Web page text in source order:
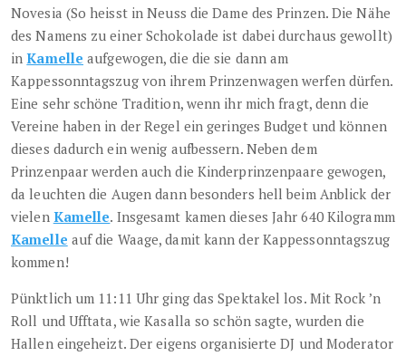
Novesia (So heisst in Neuss die Dame des Prinzen. Die Nähe
des Namens zu einer Schokolade ist dabei durchaus gewollt)
inKamelle aufgewogen, die die sie dann am
Kappessonntagszug von ihrem Prinzenwagen werfen dürfen.
Eine sehr schöne Tradition, wenn ihr mich fragt, denn die
Vereine haben in der Regel ein geringes Budget und können
dieses dadurch ein wenig aufbessern. Neben dem
Prinzenpaar werden auch die Kinderprinzenpaare gewogen,
da leuchten die Augen dann besonders hell beim Anblick der
vielen Kamelle. Insgesamt kamen dieses Jahr 640 Kilogramm
Kamelle auf die Waage, damit kann der Kappessonntagszug
kommen!
Pünktlich um 11:11 Uhr ging das Spektakel los. Mit Rock ’n
Roll und Ufftata, wie Kasalla so schön sagte, wurden die
Hallen eingeheizt. Der eigens organisierte DJ und Moderator